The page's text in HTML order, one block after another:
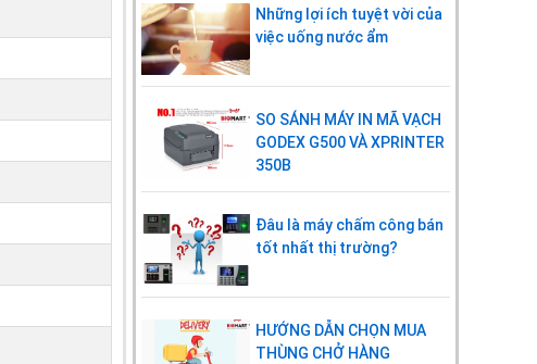
Những lợi ích tuyệt vời của
việc uống nước ẩm
SO SÁNH MÁY IN MÃ VẠCH
GODEX G500 VÀ XPRINTER
350B
Đâu là máy chấm công bán
tốt nhất thị trường?
HƯỚNG DẪN CHỌN MUA
THÙNG CHỞ HÀNG